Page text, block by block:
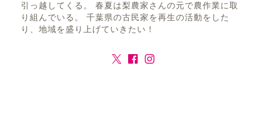
引っ越してくる。 春夏は梨農家さんの元で農作業に取
り組んでいる。 千葉県の古民家を再生の活動をした
り、地域を盛り上げていきたい！